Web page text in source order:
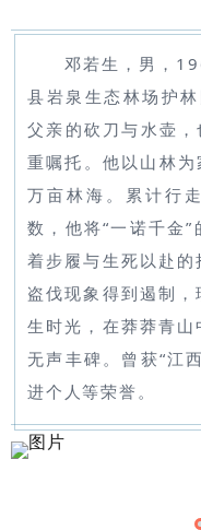
邓若生，男，
县岩泉生态林场护
父亲的砍刀与水壶
重嘱托。他以山林
万亩林海。累计行
数，他将“一诺千金
着步履与生死以赴的
盗伐现象得到遏制
生时光，在莽莽青
无声丰碑。曾获“江
进个人等荣誉。